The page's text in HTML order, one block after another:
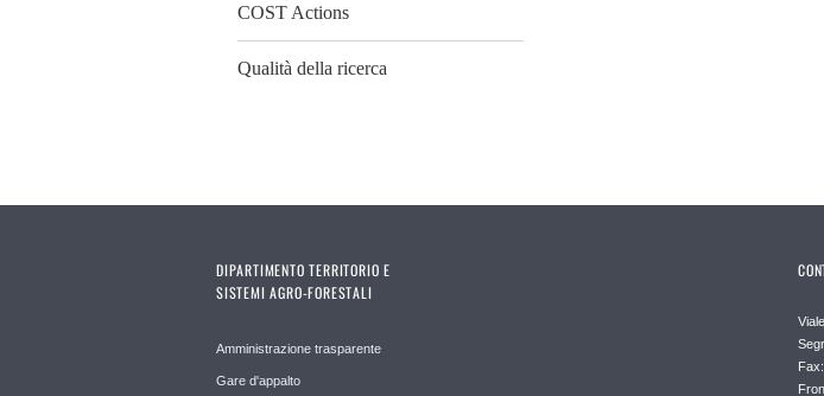
COST Actions
Qualità della ricerca
DIPARTIMENTO TERRITORIO E
SISTEMI AGRO-FORESTALI
Amministrazione trasparente
Gare d'appalto